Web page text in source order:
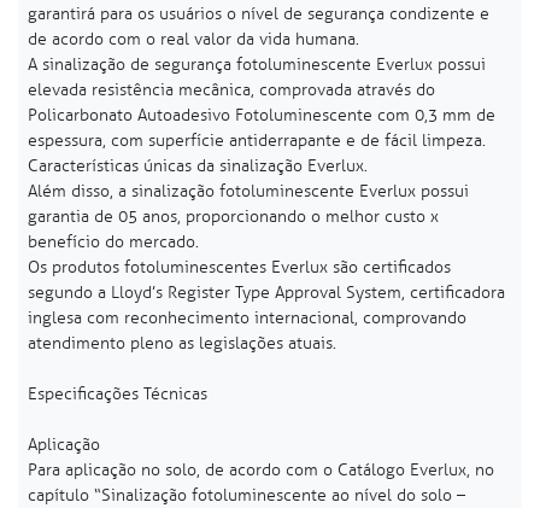
garantirá para os usuários o nível de segurança condizente e
de acordo com o real valor da vida humana.
A sinalização de segurança fotoluminescente Everlux possui
elevada resistência mecânica, comprovada através do
Policarbonato Autoadesivo Fotoluminescente com 0,3 mm de
espessura, com superfície antiderrapante e de fácil limpeza.
Características únicas da sinalização Everlux.
Além disso, a sinalização fotoluminescente Everlux possui
garantia de 05 anos, proporcionando o melhor custo x
benefício do mercado.
Os produtos fotoluminescentes Everlux são certificados
segundo a Lloyd’s Register Type Approval System, certificadora
inglesa com reconhecimento internacional, comprovando
atendimento pleno as legislações atuais.
Especificações Técnicas
Aplicação
Para aplicação no solo, de acordo com o Catálogo Everlux, no
capítulo “Sinalização fotoluminescente ao nível do solo –